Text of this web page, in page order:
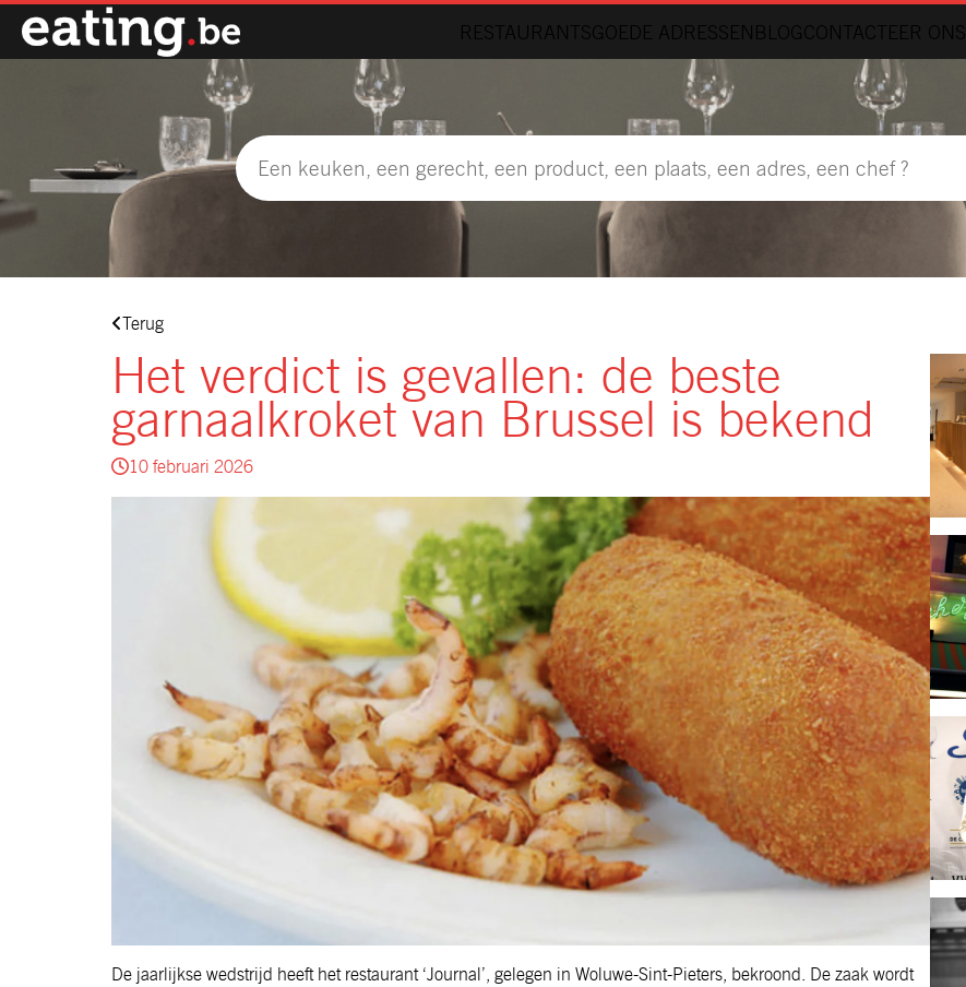
RESTAURANTSGOEDE ADRESSENBLOGCONTACTEER ONS
Terug
Het verdict is gevallen: de beste
garnaalkroket van Brussel is bekend
10 februari 2026
De jaarlijkse wedstrijd heeft het restaurant ‘Journal’, gelegen in Woluwe-Sint-Pieters, bekroond. De zaak wordt